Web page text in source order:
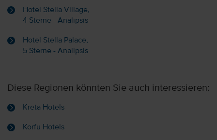
Hotel Stella Village,
4 Sterne - Analipsis
Hotel Stella Palace,
5 Sterne - Analipsis
Diese Regionen könnten Sie auch interessieren:
Kreta Hotels
Korfu Hotels